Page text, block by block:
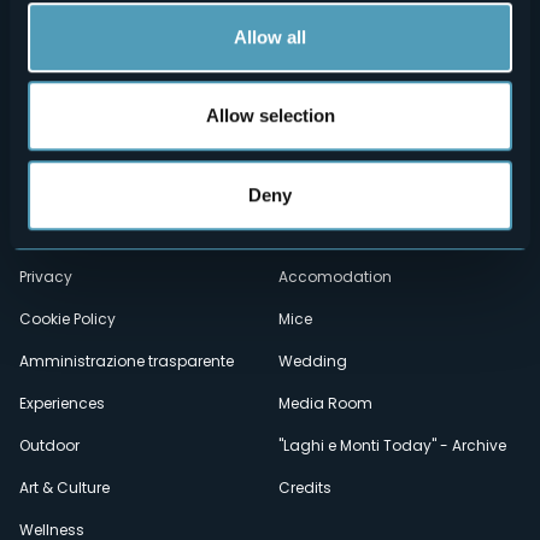
Allow all
Allow selection
Deny
Menù
secondario
Who we are?
Contacts
Privacy
Cookie Policy
Amministrazione trasparente
Experiences
Outdoor
Art & Culture
Wellness
Food & Wine
Webcams
Events
Accomodation
Mice
Wedding
Media Room
"Laghi e Monti Today" - Archive
Credits